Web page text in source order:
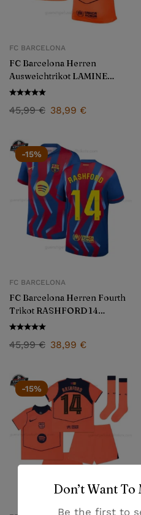
FC BARCELONA
FC Barcelona Herren
Ausweichtrikot LAMINE
YAMAL 10 2025/26
45,99€ 38,99 €
-15%
FC BARCELONA
FC Barcelona Herren Fourth
Trikot RASHFORD 14
2025/26
45,99€ 38,99 €
-15%
Don’t Want
Be the first to